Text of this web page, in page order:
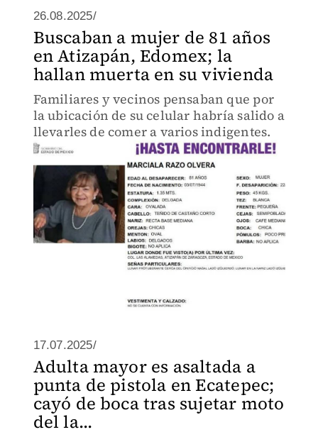
26.08.2025/
Buscaban a mujer de 81 años
en Atizapán, Edomex; la
hallan muerta en su vivienda
Familiares y vecinos pensaban que por
la ubicación de su celular habría salido a
llevarles de comer a varios indigentes.
17.07.2025/
Adulta mayor es asaltada a
punta de pistola en Ecatepec;
cayó de boca tras sujetar moto
del la...